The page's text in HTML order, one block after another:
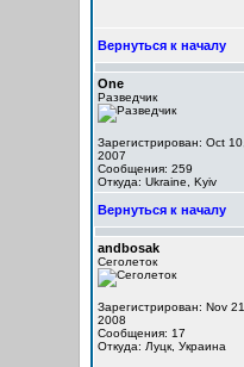
Вернуться к началу
One
Разведчик
Зарегистрирован: Oct 10,
2007
Сообщения: 259
Откуда: Ukraine, Kyiv
Вернуться к началу
andbosak
Сеголеток
Зарегистрирован: Nov 21,
2008
Сообщения: 17
Откуда: Луцк, Украина